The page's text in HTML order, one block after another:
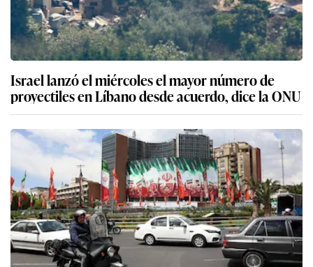
Israel lanzó el miércoles el mayor número de
proyectiles en Líbano desde acuerdo, dice la ONU